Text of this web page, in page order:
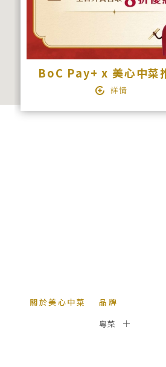
BoC Pay+ x 美心中菜
詳情
關於美心中菜
品牌
粵菜